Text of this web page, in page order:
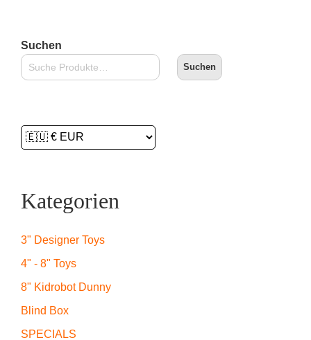
Suchen
Suchen
Kategorien
3" Designer Toys
4" - 8" Toys
8" Kidrobot Dunny
Blind Box
SPECIALS